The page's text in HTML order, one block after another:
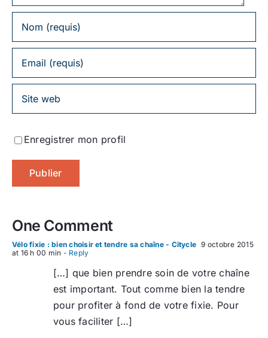
One Comment
Vélo fixie : bien choisir et tendre sa chaîne - Citycle 9 octobre 2015
at 16 h 00 min - Reply
[…] que bien prendre soin de votre chaîne
est important. Tout comme bien la tendre
pour profiter à fond de votre fixie. Pour
vous faciliter […]
Enregistrer mon profil